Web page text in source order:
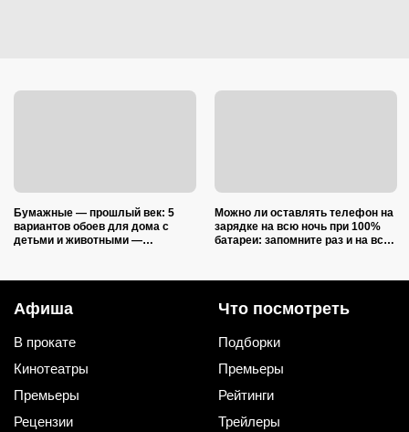
Бумажные — прошлый век: 5
вариантов обоев для дома с
детьми и животными —
Можно ли оставлять телефон на
зарядке на всю ночь при 100%
батареи: запомните раз и на всю
Афиша
В прокате
Кинотеатры
Премьеры
Рецензии
Что посмотреть
Подборки
Премьеры
Рейтинги
Трейлеры